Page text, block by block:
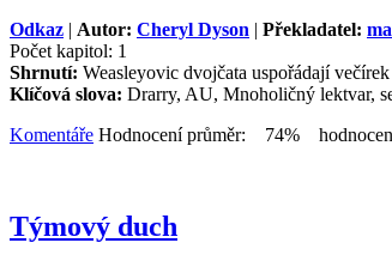
Odkaz | Autor: Cheryl Dyson | Překladatel:
Počet kapitol: 1
Shrnutí: Weasleyovic dvojčata uspořádají
Klíčová slova: Drarry, AU, Mnoholičný lektvar,
Komentáře Hodnocení průměr: 74%
Týmový duch